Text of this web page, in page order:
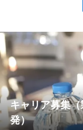
キャリア募集
発）